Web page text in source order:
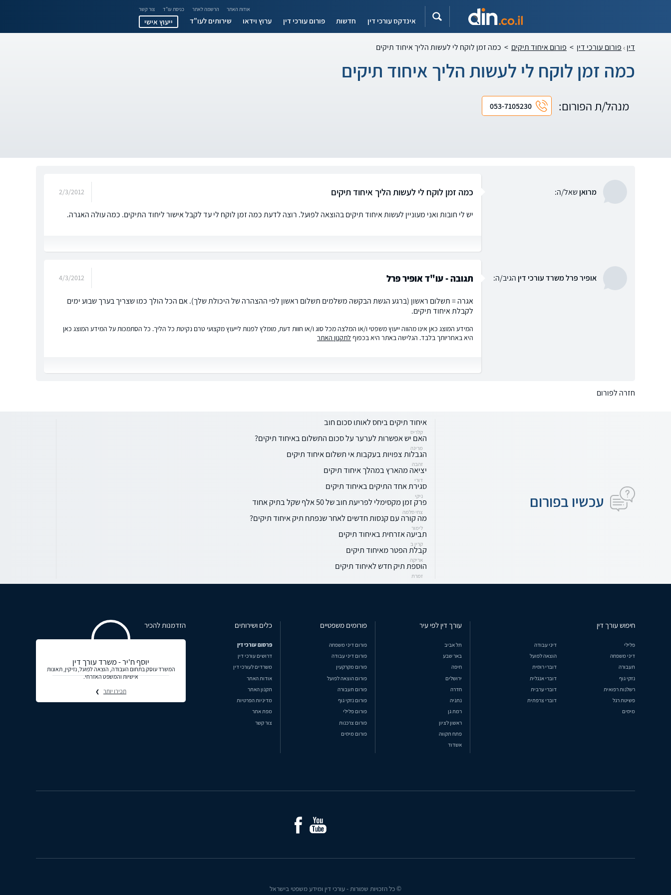
אודות האתר הרשמה לאתר כניסת עו"ד צור קשר
אינדקס עורכי דין חדשות פורום עורכי דין ערוץ וידאו שירותים לעו"ד ייעוץ אישי
דין פורום עורכי דין > פורום איחוד תיקים > כמה זמן לוקח לי לעשות הליך איחוד תיקים
כמה זמן לוקח לי לעשות הליך איחוד תיקים
מנהל/ת הפורום: 053-7105230
מרואןשאל/ה: כמה זמן לוקח לי לעשות הליך איחוד תיקים 2/3/2012
יש לי חובות ואני מעוניין לעשות איחוד תיקים בהוצאה לפועל. רוצה לדעת כמה זמן לוקח לי עד לקבל אישור ליחוד התיקים. כמה עולה האגרה.
אופיר פרל משרד עורכי דין הגיב/ה: תגובה - עו"ד אופיר פרל 4/3/2012
אגרה = תשלום ראשון (ברגע הגשת הבקשה משלמים תשלום ראשון לפי ההצהרה של היכולת שלך). אם הכל הולך כמו שצריך בערך שבוע ימים
לקבלת איחוד תיקים.
המידע המוצג כאן אינו מהווה ייעוץ משפטי ו/או המלצה מכל סוג ו/או חוות דעת, מומלץ לפנות לייעוץ מקצועי טרם נקיטת כל הליך. כל הסתמכות על המידע המוצג כאן
היא באחריותך בלבד. הגלישה באתר היא בכפוף לתקנון האתר
חזרה לפורום
עכשיו בפורום
איחוד תיקים ביחס לאותו סכום חוב
קלריס
האם יש אפשרות לערער על סכום התשלום באיחוד תיקים?
מרינה
הגבלות צפויות בעקבות אי תשלום איחוד תיקים
זהבה
יציאה מהארץ במהלך איחוד תיקים
דורי
סגירת אחד התיקים באיחוד תיקים
ניקי
פרק זמן מקסימלי לפריעת חוב של 50 אלף שקל בתיק אחוד
צחי סלמה
מה קורה עם קנסות חדשים לאחר שנפתח תיק איחוד תיקים?
לימור
תביעה אזרחית באיחוד תיקים
קרין ב
קבלת הפטר מאיחוד תיקים
אריקה
הוספת תיק חדש לאיחוד תיקים
זמרת
חיפוש עורך דין
פלילי
דיני עבודה
דיני משפחה
הוצאה לפועל
תעבורה
דוברי רוסית
נזקי גוף
דוברי אנגלית
רשלנות רפואית
דוברי ערבית
פשיטת רגל
דוברי צרפתית
מיסים
עורך דין לפי עיר
תל אביב
באר שבע
חיפה
ירושלים
חדרה
נתניה
רמת גן
ראשון לציון
פתח תקווה
אשדוד
פורומים משפטיים
פורום דיני משפחה
פורום דיני עבודה
פורום מקרקעין
פורום הוצאה לפועל
פורום תעבורה
פורום נזקי גוף
פורום פלילי
פורום צרכנות
פורום מיסים
כלים ושירותים
פרסום עורכי דין
דרושים עורכי דין
משרדים לעורכי דין
אודות האתר
תקנון האתר
מדיניות הפרטיות
מפת אתר
צור קשר
הזדמנות להכיר
יוסף ח'יר - משרד עורך דין
המשרד עוסק בתחום העבודה, הוצאה לפועל, נזיקין, תאונות
אישיות והמשפט האזרחי.
תכירו יותר
© כל הזכויות שמורות - עורכי דין ומידע משפטי בישראל